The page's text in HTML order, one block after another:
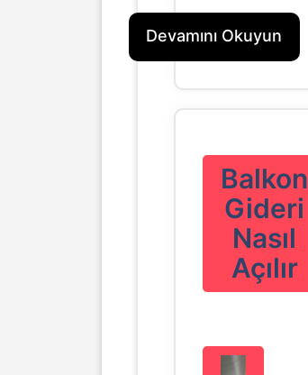
Devamını Okuyun
Balkon
Gideri
Nasıl
Açılır